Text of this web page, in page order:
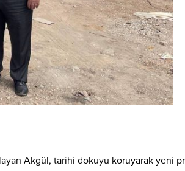
Akgül, tarihi dokuyu koruyarak yeni